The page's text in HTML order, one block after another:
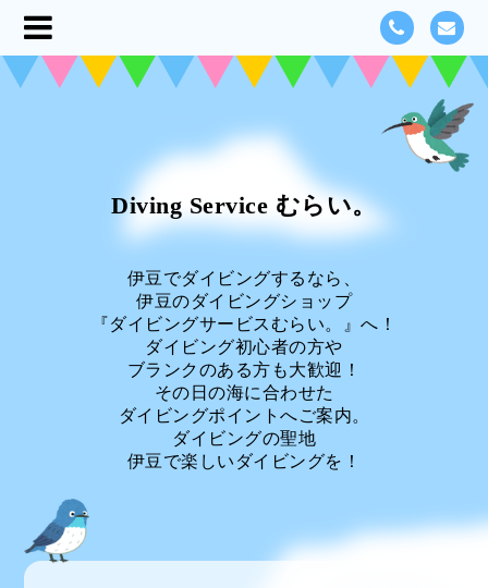
Diving Service むらい。
伊豆でダイビングするなら、
伊豆のダイビングショップ
『ダイビングサービスむらい。』へ！
ダイビング初心者の方や
ブランクのある方も大歓迎！
その日の海に合わせた
ダイビングポイントへご案内。
ダイビングの聖地
伊豆で楽しいダイビングを！